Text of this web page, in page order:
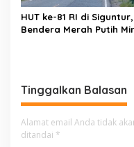
HUT ke-81 RI di Siguntur,
Bendera Merah Putih
Tinggalkan Balasan
Alamat email Anda tidak
ditandai *